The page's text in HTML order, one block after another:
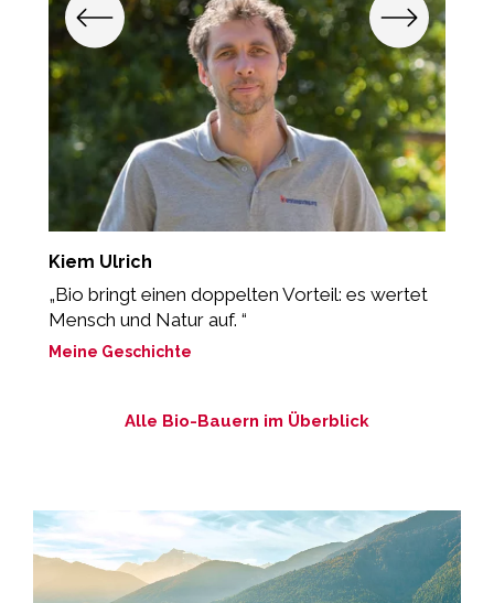
Kiem Ulrich
„Bio bringt einen doppelten Vorteil: es wertet
Mensch und Natur auf. “
Meine Geschichte
Alle Bio-Bauern im Überblick